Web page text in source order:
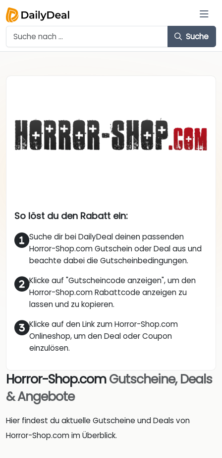
Suche
So löst du den Rabatt ein:
Suche dir bei DailyDeal deinen passenden
Horror-Shop.com Gutschein oder Deal aus und
beachte dabei die Gutscheinbedingungen.
Klicke auf "Gutscheincode anzeigen", um den
Horror-Shop.com Rabattcode anzeigen zu
lassen und zu kopieren.
Klicke auf den Link zum Horror-Shop.com
Onlineshop, um den Deal oder Coupon
einzulösen.
Horror-Shop.comGutscheine, Deals
& Angebote
Hier findest du aktuelle Gutscheine und Deals von
Horror-Shop.com im Überblick.